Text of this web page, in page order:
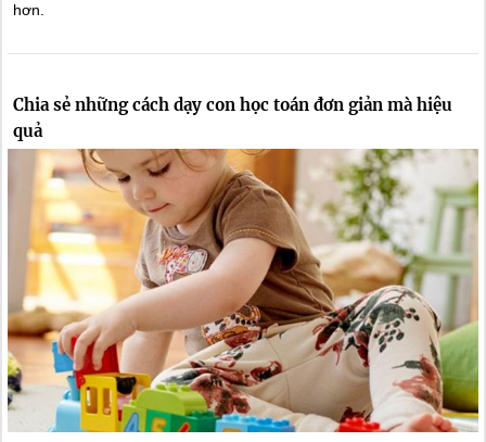
hơn.
Chia sẻ những cách dạy con học toán đơn giản mà hiệu
quả